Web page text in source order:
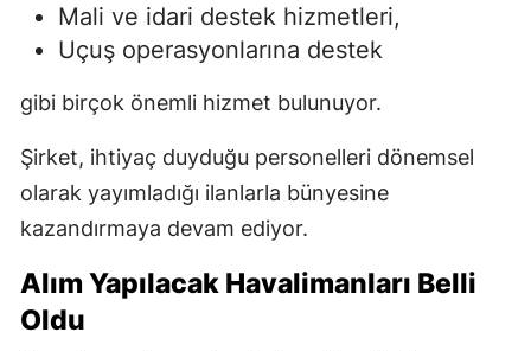
Mali ve idari destek hizmetleri,
Uçuş operasyonlarına destek
gibi birçok önemli hizmet bulunuyor.
Şirket, ihtiyaç duyduğu personelleri dönemsel
olarak yayımladığı ilanlarla bünyesine
kazandırmaya devam ediyor.
Alım Yapılacak Havalimanları Belli
Oldu